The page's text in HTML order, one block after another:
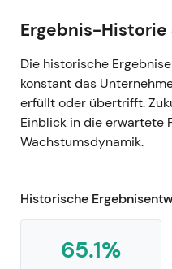
Ergebnis-Historie
Die historische
konstant das
erfüllt oder übertrifft.
Einblick in die erwartete
Wachstumsdynamik.
Historische
65.1%